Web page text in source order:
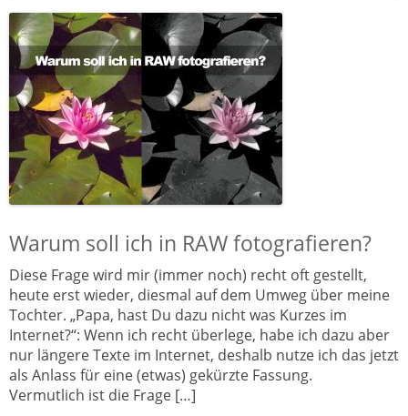
Warum soll ich in RAW fotografieren?
Diese Frage wird mir (immer noch) recht oft gestellt,
heute erst wieder, diesmal auf dem Umweg über meine
Tochter. „Papa, hast Du dazu nicht was Kurzes im
Internet?“: Wenn ich recht überlege, habe ich dazu aber
nur längere Texte im Internet, deshalb nutze ich das jetzt
als Anlass für eine (etwas) gekürzte Fassung.
Vermutlich ist die Frage […]